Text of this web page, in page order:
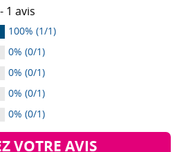
1 avis
100% (1/1)
0% (0/1)
0% (0/1)
0% (0/1)
0% (0/1)
VOTRE AVIS